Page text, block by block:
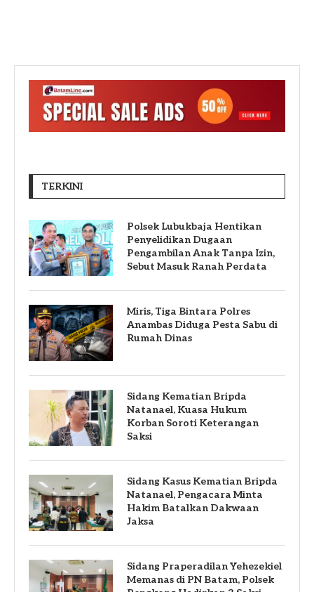
TERKINI
Polsek Lubukbaja Hentikan
Penyelidikan Dugaan
Pengambilan Anak Tanpa Izin,
Sebut Masuk Ranah Perdata
Miris, Tiga Bintara Polres
Anambas Diduga Pesta Sabu di
Rumah Dinas
Sidang Kematian Bripda
Natanael, Kuasa Hukum
Korban Soroti Keterangan
Saksi
Sidang Kasus Kematian Bripda
Natanael, Pengacara Minta
Hakim Batalkan Dakwaan
Jaksa
Sidang Praperadilan Yehezekiel
Memanas di PN Batam, Polsek